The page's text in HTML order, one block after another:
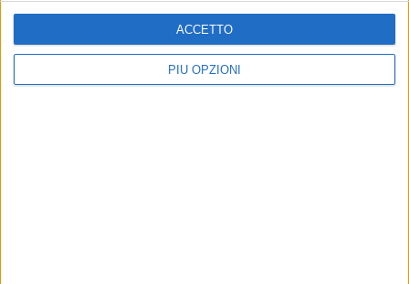
PIÙ OPZIONI
ACCETTO